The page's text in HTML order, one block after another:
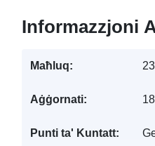
Informazzjoni
Maħluq:
Aġġornati:
Punti ta' Kuntatt: